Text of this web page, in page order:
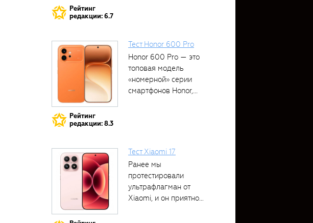
Рейтинг
редакции: 6.7
Рейтинг
редакции: 8.3
Тест Honor 600 Pro
Honor 600 Pro — это
топовая модель
«номерной» серии
смартфонов Honor,...
Тест Xiaomi 17
Ранее мы
протестировали
ультрафлагман от
Xiaomi, и он приятно